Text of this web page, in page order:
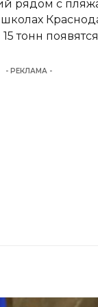
рядом с
тонн
- РЕКЛАМА -